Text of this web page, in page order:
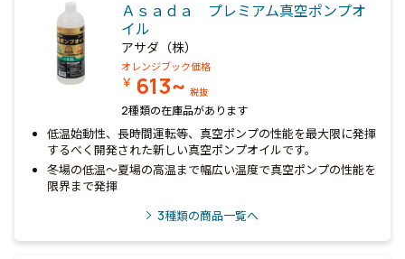
Ａｓａｄａ プレミアム真空ポンプオ
イル
アサダ（株）
オレンジブック価格
￥ 613~ 税抜
2種類の在庫品があります
低温始動性、長時間運転等、真空ポンプの性能を最大限に発揮
するべく開発された新しい真空ポンプオイルです。
冬場の低温～夏場の高温まで幅広い温度で真空ポンプの性能を
限界まで発揮
3種類の商品一覧へ